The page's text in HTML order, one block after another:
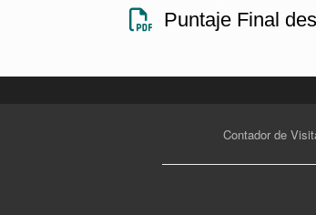
Puntaje Final
Contador de